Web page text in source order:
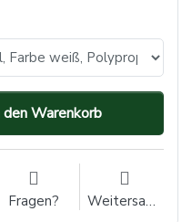
den Warenkorb
Fragen? Weitersagen